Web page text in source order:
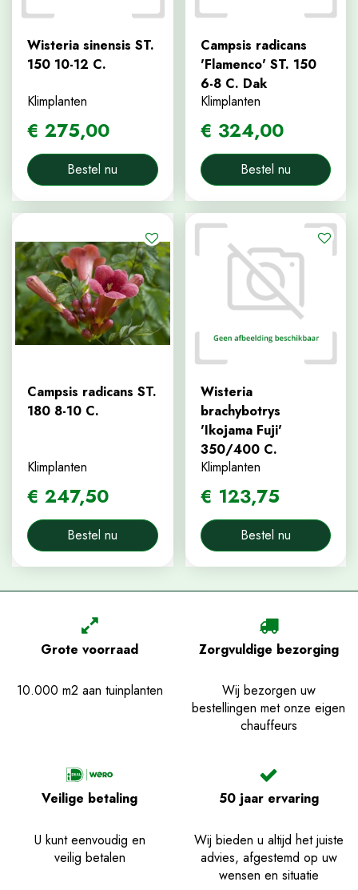
Wisteria sinensis ST.
150 10-12 C.
Klimplanten
€ 275,00
Bestel nu
Campsis radicans
'Flamenco' ST. 150
6-8 C. Dak
Klimplanten
€ 324,00
Bestel nu
Campsis radicans ST.
180 8-10 C.
Klimplanten
€ 247,50
Bestel nu
Wisteria
brachybotrys
'Ikojama Fuji'
350/400 C.
Klimplanten
€ 123,75
Bestel nu
Grote voorraad
10.000 m2 aan tuinplanten
Zorgvuldige bezorging
Wij bezorgen uw
bestellingen met onze eigen
chauffeurs
Veilige betaling
U kunt eenvoudig en
veilig betalen
50 jaar ervaring
Wij bieden u altijd het juiste
advies, afgestemd op uw
wensen en situatie